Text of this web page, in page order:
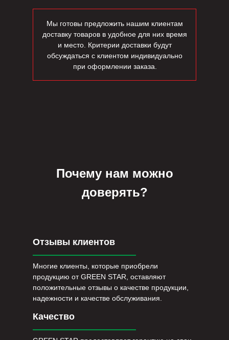
Мы готовы предложить нашим клиентам
доставку товаров в удобное для них время
и место. Критерии доставки будут
обсуждаться с клиентом индивидуально
при оформлении заказа.
Почему нам можно
доверять?
Отзывы клиентов
Многие клиенты, которые приобрели
продукцию от GREEN STAR, оставляют
положительные отзывы о качестве продукции,
надежности и качестве обслуживания.
Качество